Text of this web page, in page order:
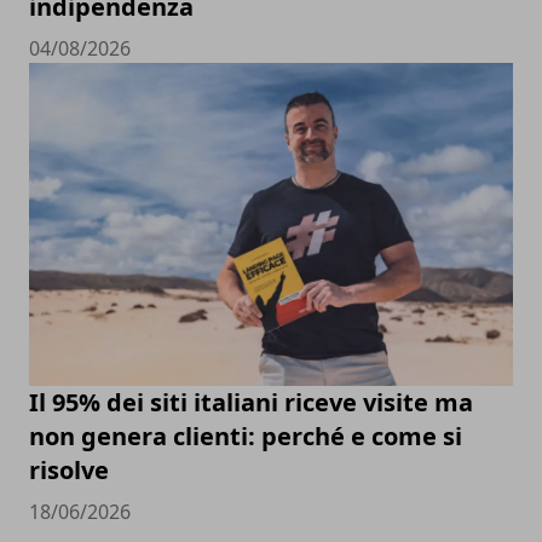
indipendenza
04/08/2026
Il 95% dei siti italiani riceve visite ma
non genera clienti: perché e come si
risolve
18/06/2026